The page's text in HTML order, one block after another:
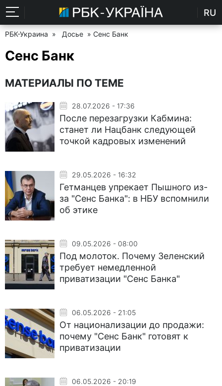
RU
РБК-Украина » Досье » Сенс Банк
Сенс Банк
МАТЕРИАЛЫ ПО ТЕМЕ
28.07.2026 - 17:36
После перезагрузки Кабмина:
станет ли Нацбанк следующей
точкой кадровых изменений
29.05.2026 - 16:32
Гетманцев упрекает Пышного из-
за "Сенс Банка": в НБУ вспомнили
об этике
09.05.2026 - 08:00
Под молоток. Почему Зеленский
требует немедленной
приватизации "Сенс Банка"
06.05.2026 - 21:05
От национализации до продажи:
почему "Сенс Банк" готовят к
приватизации
06.05.2026 - 20:19